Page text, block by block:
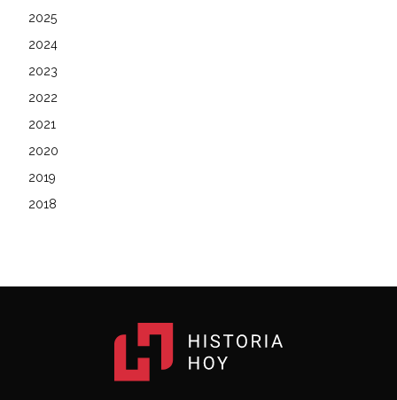
2025
2024
2023
2022
2021
2020
2019
2018